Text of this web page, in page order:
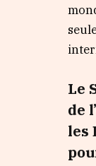
Le
de
les